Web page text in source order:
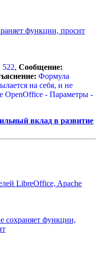
функции, просит
522, Сообщение:
Формула
на себя, и не
OpenOffice - Параметры -
вклад в развитие
LibreOffice, Apache
сохраняет функции,